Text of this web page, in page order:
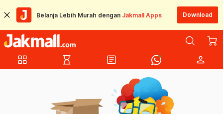
Belanja Lebih Murah dengan Jakmall Apps Download
grid_view hourglass_empty article person